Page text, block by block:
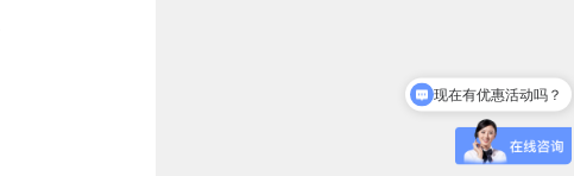
现在有优惠活动吗？